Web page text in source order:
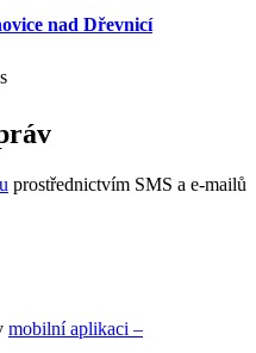
nad Dřevnicí
prostřednictvím SMS a e-mailů
mobilní aplikaci –